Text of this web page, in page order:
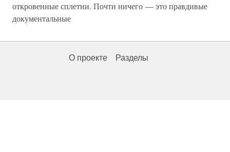
откровенные сплетни. Почти ничего — это правдивые
документальные
О проекте Разделы